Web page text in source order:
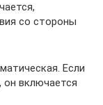
со стороны
Если
он включается